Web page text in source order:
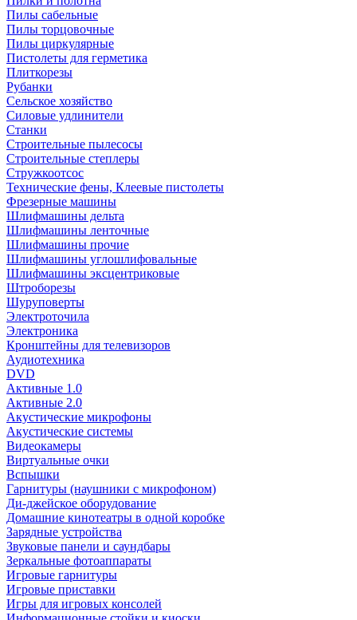
Пилы сабельные
Пилы торцовочные
Пилы циркулярные
Пистолеты для герметика
Плиткорезы
Рубанки
Сельское хозяйство
Силовые удлинители
Станки
Строительные пылесосы
Строительные степлеры
Стружкоотсос
Технические фены, Клеевые пистолеты
Фрезерные машины
Шлифмашины дельта
Шлифмашины ленточные
Шлифмашины прочие
Шлифмашины углошлифовальные
Шлифмашины эксцентриковые
Штроборезы
Шуруповерты
Электроточила
Электроника
Кронштейны для телевизоров
Аудиотехника
DVD
Активные 1.0
Активные 2.0
Акустические микрофоны
Акустические системы
Видеокамеры
Виртуальные очки
Вспышки
Гарнитуры (наушники с микрофоном)
Ди-джейское оборудование
Домашние кинотеатры в одной коробке
Зарядные устройства
Звуковые панели и саундбары
Зеркальные фотоаппараты
Игровые гарнитуры
Игровые приставки
Игры для игровых консолей